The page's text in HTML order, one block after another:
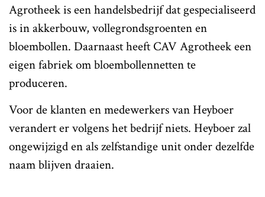
Agrotheek is een handelsbedrijf dat gespecialiseerd
is in akkerbouw, vollegrondsgroenten en
bloembollen. Daarnaast heeft CAV Agrotheek een
eigen fabriek om bloembollennetten te
produceren.
Voor de klanten en medewerkers van Heyboer
verandert er volgens het bedrijf niets. Heyboer zal
ongewijzigd en als zelfstandige unit onder dezelfde
naam blijven draaien.